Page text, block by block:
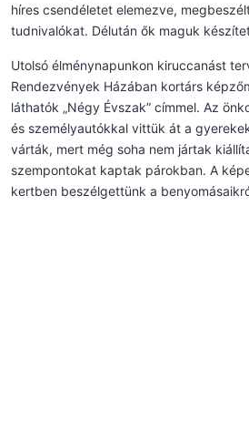
híres csendéletet elemezve,
tudnivalókat. Délután ők maguk
Utolsó élménynapunkon kiruccanást
Rendezvények Házában kortárs
láthatók „Négy Évszak” címmel. Az
és személyautókkal vittük át a
várták, mert még soha nem jártak
szempontokat kaptak párokban. A
kertben beszélgettünk a